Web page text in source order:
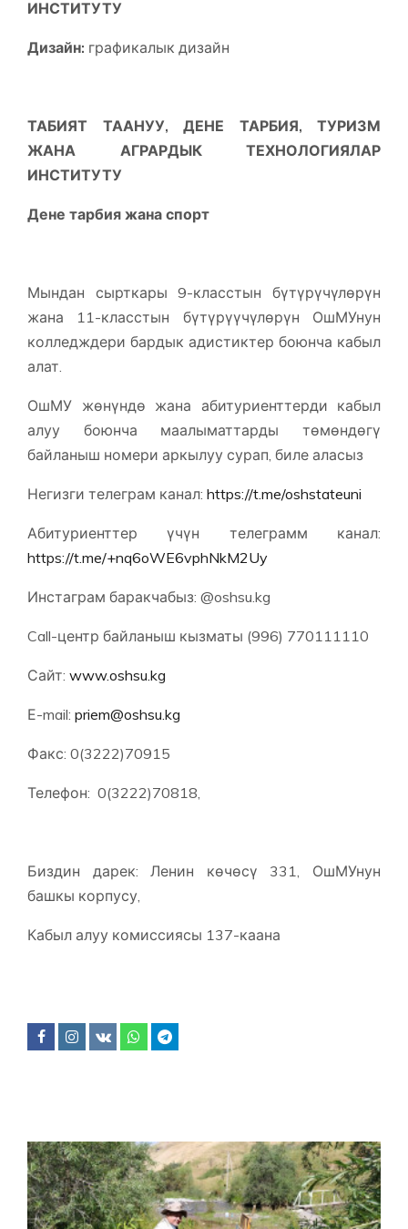
ИНСТИТУТУ
Дизайн: графикалык дизайн
ТАБИЯТ ТААНУУ, ДЕНЕ ТАРБИЯ, ТУРИЗМ
ЖАНА АГРАРДЫК ТЕХНОЛОГИЯЛАР
ИНСТИТУТУ
Дене тарбия жана спорт
Мындан сырткары 9-класстын бүтүрүчүлөрүн
жана 11-класстын бүтүрүүчүлөрүн ОшМУнун
колледждери бардык адистиктер боюнча кабыл
алат.
ОшМУ жөнүндө жана абитуриенттерди кабыл
алуу боюнча маалыматтарды төмөндөгү
байланыш номери аркылуу сурап, биле аласыз
Негизги телеграм канал: https://t.me/oshstateuni
Абитуриенттер үчүн телеграмм канал:
https://t.me/+nq6oWE6vphNkM2Uy
Инстаграм баракчабыз: @oshsu.kg
Call-центр байланыш кызматы (996) 770111110
Сайт: www.oshsu.kg
Е-mail: priem@oshsu.kg
Факс: 0(3222)70915
Телефон: 0(3222)70818,
Биздин дарек: Ленин көчөсү 331, ОшМУнун
башкы корпусу,
Кабыл алуу комиссиясы 137-каана